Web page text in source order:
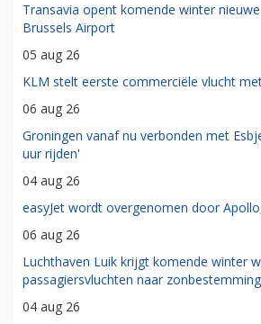
Transavia opent komende winter
Brussels Airport
05 aug 26
KLM stelt eerste commerciële vlucht
06 aug 26
Groningen vanaf nu verbonden met
uur rijden'
04 aug 26
easyJet wordt overgenomen door
06 aug 26
Luchthaven Luik krijgt komende winter
passagiersvluchten naar
04 aug 26